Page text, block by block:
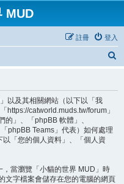
MUD
登入
註冊
以及其相關網站（以下以「我
https://catworld.muds.tw/forum」
」、「phpBB 軟體」、
phpBB Teams」代表）如何處理
「您的個人資料」、「個人資
當瀏覽「小貓的世界 MUD」時
文字檔案會儲存在您的電腦的網頁